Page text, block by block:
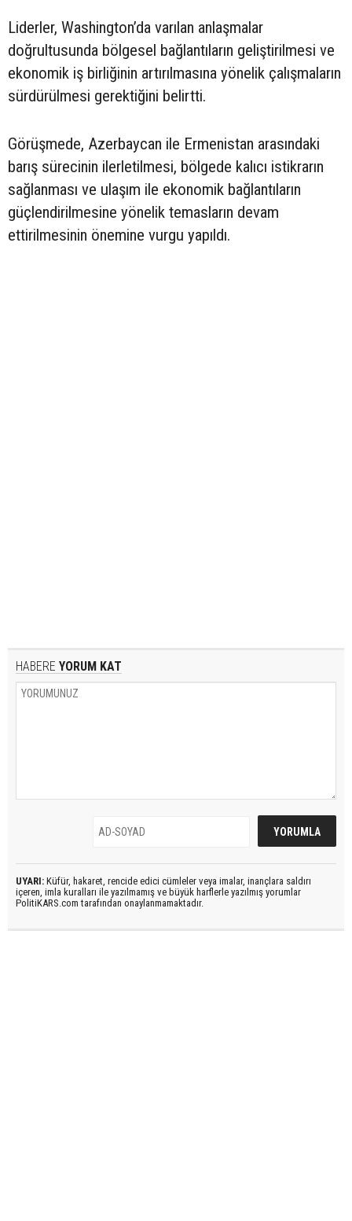
Liderler, Washington’da varılan anlaşmalar
doğrultusunda bölgesel bağlantıların geliştirilmesi ve
ekonomik iş birliğinin artırılmasına yönelik çalışmaların
sürdürülmesi gerektiğini belirtti.
Görüşmede, Azerbaycan ile Ermenistan arasındaki
barış sürecinin ilerletilmesi, bölgede kalıcı istikrarın
sağlanması ve ulaşım ile ekonomik bağlantıların
güçlendirilmesine yönelik temasların devam
ettirilmesinin önemine vurgu yapıldı.
HABERE YORUM KAT
UYARI: Küfür, hakaret, rencide edici cümleler veya imalar, inançlara saldırı
içeren, imla kuralları ile yazılmamış ve büyük harflerle yazılmış yorumlar
PolitiKARS.com tarafından onaylanmamaktadır.